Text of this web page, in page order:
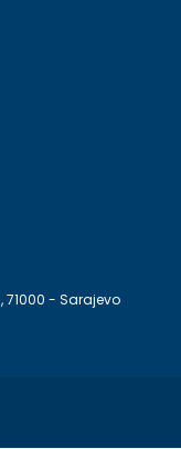
, 71000 - Sarajevo